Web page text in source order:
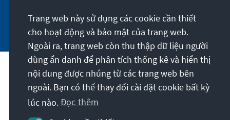
Jetzt abonnieren
Sứ mệnh của chúng tôi
Liên hệ
Trang web này sử dụng các cookie cần thiết
cho hoạt động và bảo mật của trang web.
Ngoài ra, trang web còn thu thập dữ liệu người
dùng ẩn danh để phân tích thống kê và hiển thị
nội dung được nhúng từ các trang web bên
ngoài. Bạn có thể thay đổi cài đặt cookie bất kỳ
lúc nào.Đọc thêm